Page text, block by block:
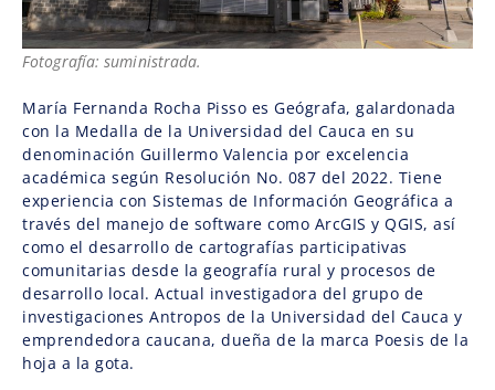
Fotografía: suministrada.
María Fernanda Rocha Pisso es Geógrafa, galardonada
con la Medalla de la Universidad del Cauca en su
denominación Guillermo Valencia por excelencia
académica según Resolución No. 087 del 2022. Tiene
experiencia con Sistemas de Información Geográfica a
través del manejo de software como ArcGIS y QGIS, así
como el desarrollo de cartografías participativas
comunitarias desde la geografía rural y procesos de
desarrollo local. Actual investigadora del grupo de
investigaciones Antropos de la Universidad del Cauca y
emprendedora caucana, dueña de la marca Poesis de la
hoja a la gota.